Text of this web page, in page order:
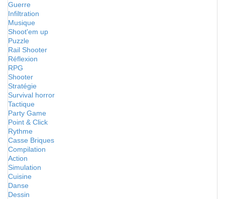
Guerre
Infiltration
Musique
Shoot'em up
Puzzle
Rail Shooter
Réflexion
RPG
Shooter
Stratégie
Survival horror
Tactique
Party Game
Point & Click
Rythme
Casse Briques
Compilation
Action
Simulation
Cuisine
Danse
Dessin